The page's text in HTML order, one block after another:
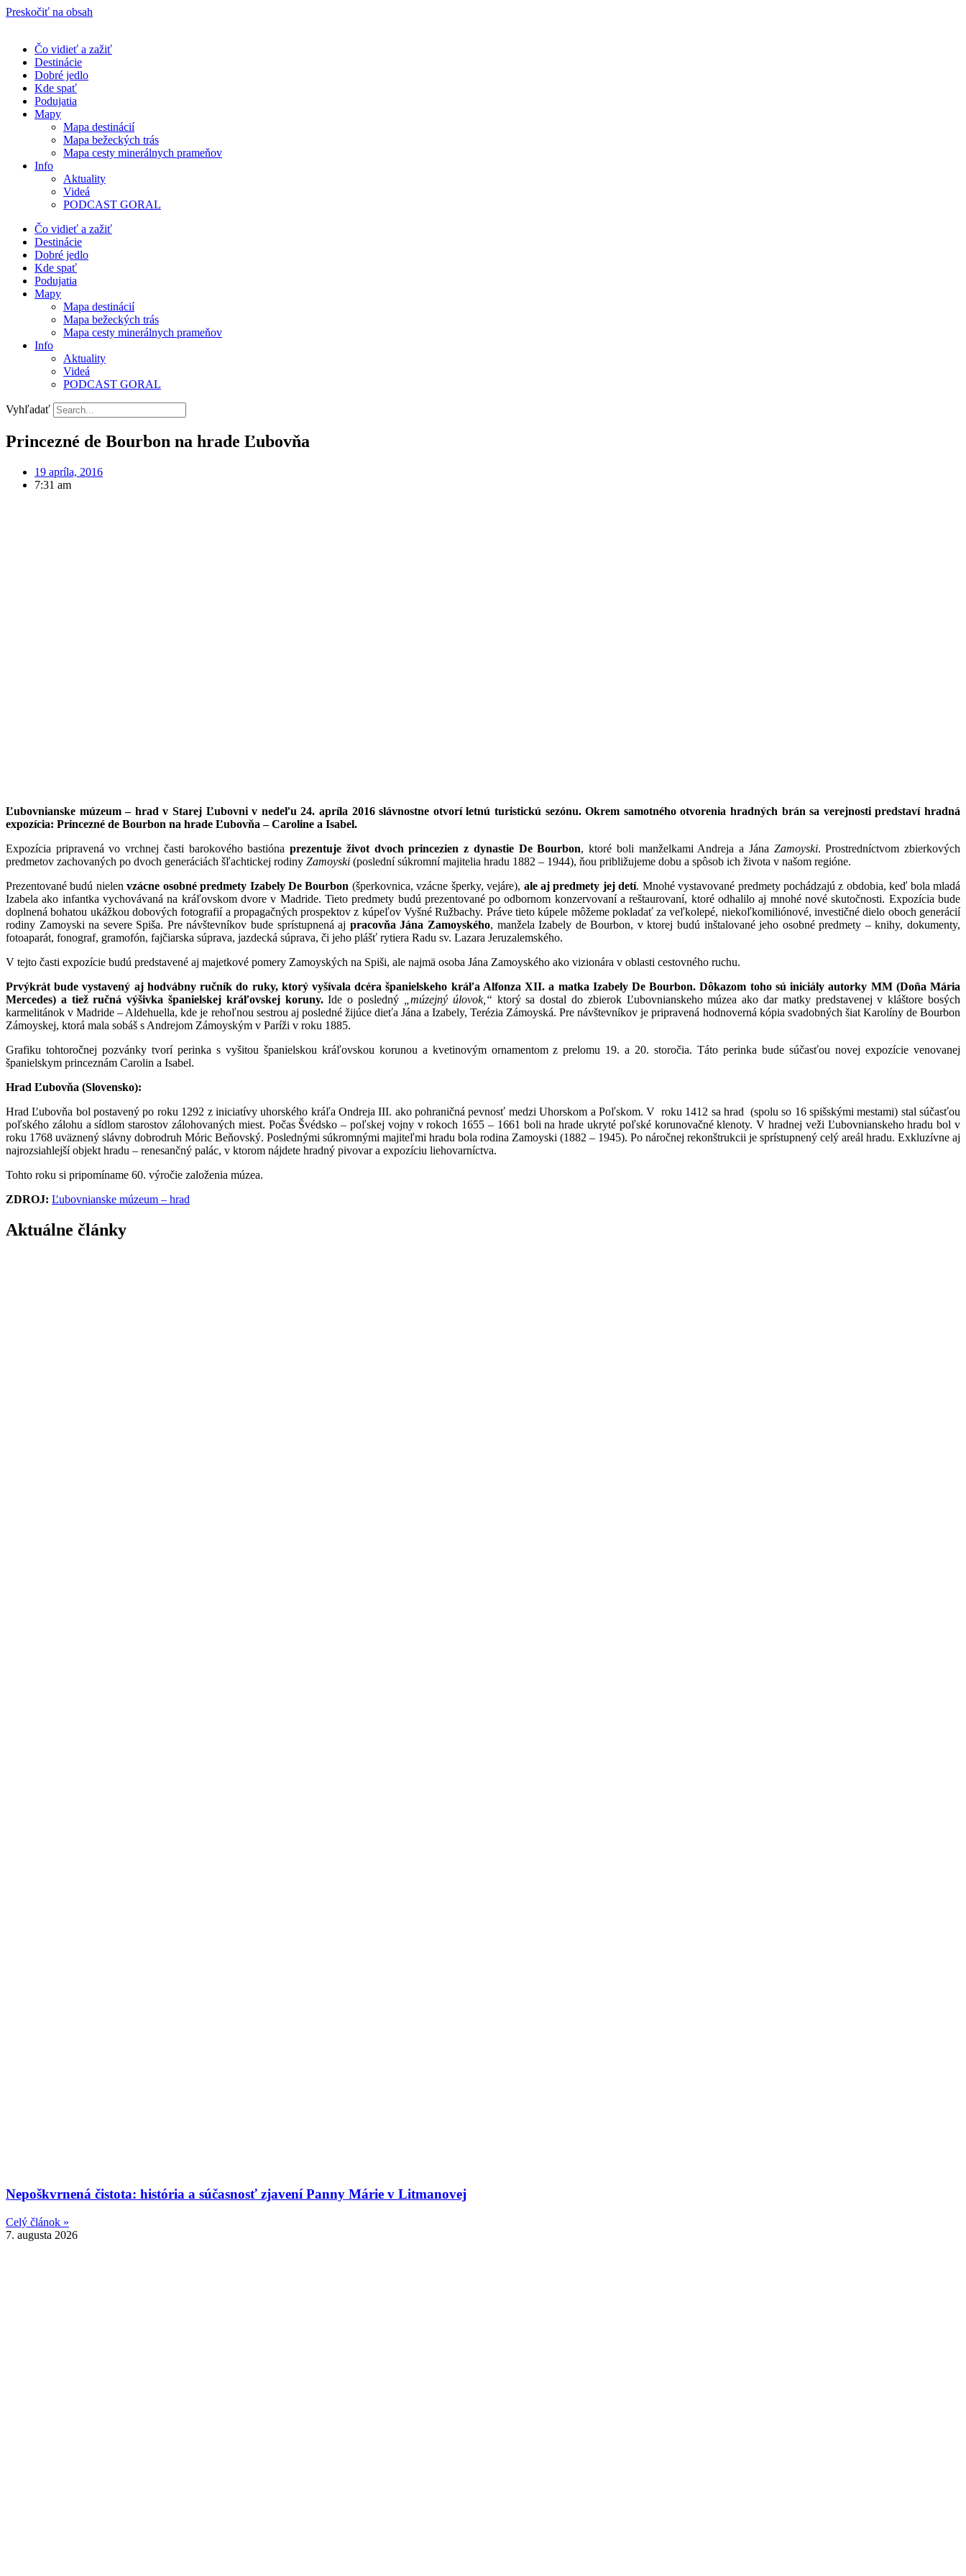
Preskočiť na obsah
Čo vidieť a zažiť
Destinácie
Dobré jedlo
Kde spať
Podujatia
Mapy
Mapa destinácií
Mapa bežeckých trás
Mapa cesty minerálnych prameňov
Info
Aktuality
Videá
PODCAST GORAL
Čo vidieť a zažiť
Destinácie
Dobré jedlo
Kde spať
Podujatia
Mapy
Mapa destinácií
Mapa bežeckých trás
Mapa cesty minerálnych prameňov
Info
Aktuality
Videá
PODCAST GORAL
Vyhľadať
Princezné de Bourbon na hrade Ľubovňa
19 apríla, 2016
7:31 am
Ľubovnianske múzeum – hrad v Starej Ľubovni v nedeľu 24. apríla 2016 slávnostne otvorí letnú turistickú sezónu. Okrem samotného otvorenia hradných brán sa verejnosti predstaví hradná
expozícia: Princezné de Bourbon na hrade Ľubovňa – Caroline a Isabel.
Expozícia pripravená vo vrchnej časti barokového bastiónaprezentuje život dvoch princezien z dynastie De Bourbon, ktoré boli manželkami Andreja a Jána Zamoyski. Prostredníctvom zbierkových
predmetov zachovaných po dvoch generáciách šľachtickej rodiny Zamoyski (poslední súkromní majitelia hradu 1882 – 1944), ňou približujeme dobu a spôsob ich života v našom regióne.
Prezentované budú nielenvzácne osobné predmety Izabely De Bourbon (šperkovnica, vzácne šperky, vejáre), ale aj predmety jej detí. Mnohé vystavované predmety pochádzajú z obdobia, keď bola mladá
Izabela ako infantka vychovávaná na kráľovskom dvore v Madride. Tieto predmety budú prezentované po odbornom konzervovaní a reštaurovaní, ktoré odhalilo aj mnohé nové skutočnosti. Expozícia bude
doplnená bohatou ukážkou dobových fotografií a propagačných prospektov z kúpeľov Vyšné Ružbachy. Práve tieto kúpele môžeme pokladať za veľkolepé, niekoľkomiliónové, investičné dielo oboch generácií
rodiny Zamoyski na severe Spiša. Pre návštevníkov bude sprístupnená aj pracovňa Jána Zamoyského, manžela Izabely de Bourbon, v ktorej budú inštalované jeho osobné predmety – knihy, dokumenty,
fotoaparát, fonograf, gramofón, fajčiarska súprava, jazdecká súprava, či jeho plášť rytiera Radu sv. Lazara Jeruzalemského.
V tejto časti expozície budú predstavené aj majetkové pomery Zamoyských na Spiši, ale najmä osoba Jána Zamoyského ako vizionára v oblasti cestovného ruchu.
Prvýkrát bude vystavený aj hodvábny ručník do ruky, ktorý vyšívala dcéra španielskeho kráľa Alfonza XII. a matka Izabely De Bourbon. Dôkazom toho sú iniciály autorky MM (Doña Mária
Mercedes) a tiež ručná výšivka španielskej kráľovskej koruny.Ide o posledný „múzejný úlovok,“ ktorý sa dostal do zbierok Ľubovnianskeho múzea ako dar matky predstavenej v kláštore bosých
karmelitánok v Madride – Aldehuella, kde je rehoľnou sestrou aj posledné žijúce dieťa Jána a Izabely, Terézia Zámoyská. Pre návštevníkov je pripravená hodnoverná kópia svadobných šiat Karolíny de Bourbon
Zámoyskej, ktorá mala sobáš s Andrejom Zámoyským v Paríži v roku 1885.
Grafiku tohtoročnej pozvánky tvorí perinka s vyšitou španielskou kráľovskou korunou a kvetinovým ornamentom z prelomu 19. a 20. storočia. Táto perinka bude súčasťou novej expozície venovanej
španielskym princeznám Carolin a Isabel.
Hrad Ľubovňa (Slovensko):
Hrad Ľubovňa bol postavený po roku 1292 z iniciatívy uhorského kráľa Ondreja III. ako pohraničná pevnosť medzi Uhorskom a Poľskom. V roku 1412 sa hrad (spolu so 16 spišskými mestami) stal súčasťou
poľského zálohu a sídlom starostov zálohovaných miest. Počas Švédsko – poľskej vojny v rokoch 1655 – 1661 boli na hrade ukryté poľské korunovačné klenoty. V hradnej veži Ľubovnianskeho hradu bol v
roku 1768 uväznený slávny dobrodruh Móric Beňovský. Poslednými súkromnými majiteľmi hradu bola rodina Zamoyski (1882 – 1945). Po náročnej rekonštrukcii je sprístupnený celý areál hradu. Exkluzívne aj
najrozsiahlejší objekt hradu – renesančný palác, v ktorom nájdete hradný pivovar a expozíciu liehovarníctva.
Tohto roku si pripomíname 60. výročie založenia múzea.
ZDROJ: Ľubovnianske múzeum – hrad
Aktuálne články
Nepoškvrnená čistota: história a súčasnosť zjavení Panny Márie v Litmanovej
Celý článok »
7. augusta 2026